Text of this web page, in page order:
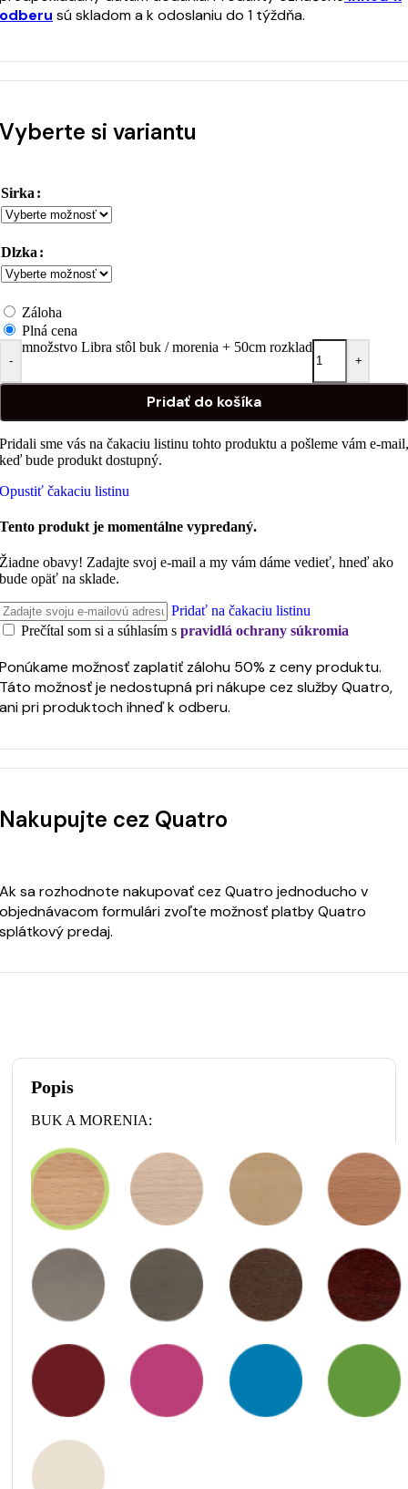
odberu sú skladom a k odoslaniu do 1 týždňa.
Vyberte si variantu
Sirka
Dlzka
Záloha
Plná cena
-
množstvo Libra stôl buk / morenia + 50cm rozklad
+
Pridať do košíka
Pridali sme vás na čakaciu listinu tohto produktu a pošleme vám e-mail,
keď bude produkt dostupný.
Opustiť čakaciu listinu
Tento produkt je momentálne vypredaný.
Žiadne obavy! Zadajte svoj e-mail a my vám dáme vedieť, hneď ako
bude opäť na sklade.
Pridať na čakaciu listinu
Prečítal som si a súhlasím s pravidlá ochrany súkromia
Ponúkame možnosť zaplatiť zálohu 50% z ceny produktu.
Táto možnosť je nedostupná pri nákupe cez služby Quatro,
ani pri produktoch ihneď k odberu.
Nakupujte cez Quatro
Ak sa rozhodnote nakupovať cez Quatro jednoducho v
objednávacom formulári zvoľte možnosť platby Quatro
splátkový predaj.
Popis
BUK A MORENIA: